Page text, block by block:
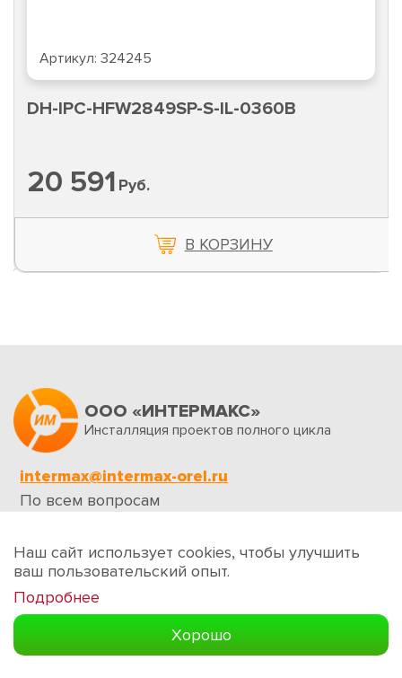
Артикул: 324245
DH-IPC-HFW2849SP-S-IL-0360B
20 591 Руб.
В КОРЗИНУ
ООО «ИНТЕРМАКС»
Инсталляция проектов полного цикла
intermax@intermax-orel.ru
По всем вопросам
Обратная связь
Наш сайт использует cookies, чтобы улучшить
ваш пользовательский опыт.
Подробнее
Хорошо